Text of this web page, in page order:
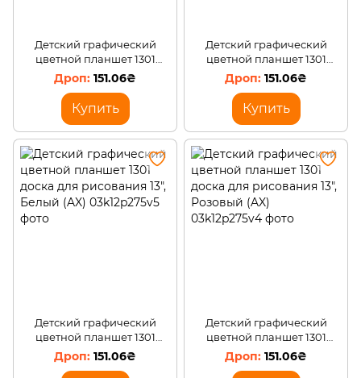
Детский графический
цветной планшет 1301
доска для рисования 13",
Голубой (AX)
151.06₴
Купить
Детский графический
цветной планшет 1301
доска для рисования 13",
Желтый (AX)
151.06₴
Купить
Детский графический
цветной планшет 1301
доска для рисования 13",
Белый (AX)
151.06₴
Детский графический
цветной планшет 1301
доска для рисования 13",
Розовый (AX)
151.06₴